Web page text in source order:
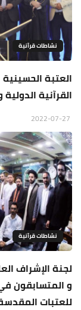
نشاطات قرآنية
العتبة
القرآنية
نشاطات قرآنية
لجنة الإشراف
و المتسابقون
للعتبات